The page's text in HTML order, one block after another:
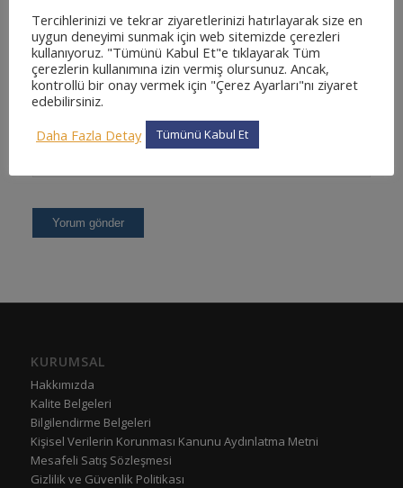
KURUMSAL
Hakkımızda
Kalite Belgeleri
Bilgilendirme Belgeleri
Kişisel Verilerin Korunması Kanunu Aydınlatma Metni
Mesafeli Satış Sözleşmesi
Gizlilik ve Güvenlik Politikası
Tercihlerinizi ve tekrar ziyaretlerinizi hatırlayarak size en
uygun deneyimi sunmak için web sitemizde çerezleri
kullanıyoruz. "Tümünü Kabul Et"e tıklayarak Tüm
çerezlerin kullanımına izin vermiş olursunuz. Ancak,
kontrollü bir onay vermek için "Çerez Ayarları"nı ziyaret
edebilirsiniz.
Daha Fazla Detay
Tümünü Kabul Et